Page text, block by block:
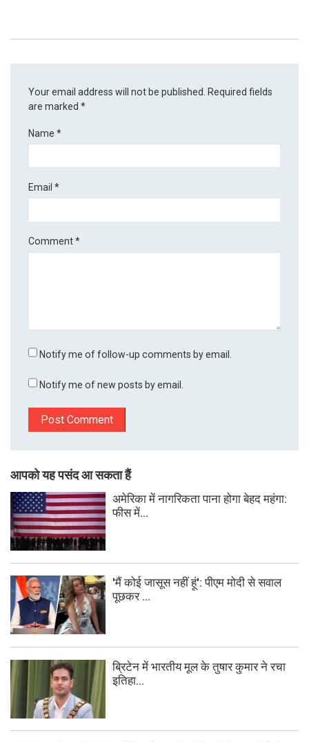
Your email address will not be published.
Required fields
are marked*
Name*
Email*
Comment*
Notify me of follow-up comments by email.
Notify me of new posts by email.
आपको यह पसंद आ सकता हैं
अमेरिका में नागरिकता पाना होगा बेहद महंगा:
फीस में...
'मैं कोई जासूस नहीं हूं': पीएम मोदी से सवाल
पूछकर ...
ब्रिटेन में भारतीय मूल के तुषार कुमार ने रचा
इतिहा...